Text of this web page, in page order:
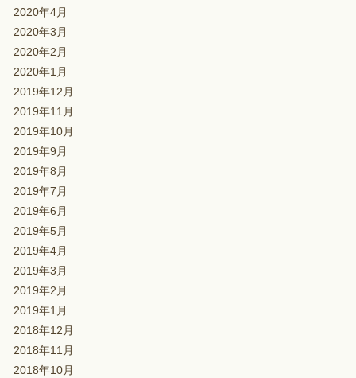
2020年4月
2020年3月
2020年2月
2020年1月
2019年12月
2019年11月
2019年10月
2019年9月
2019年8月
2019年7月
2019年6月
2019年5月
2019年4月
2019年3月
2019年2月
2019年1月
2018年12月
2018年11月
2018年10月